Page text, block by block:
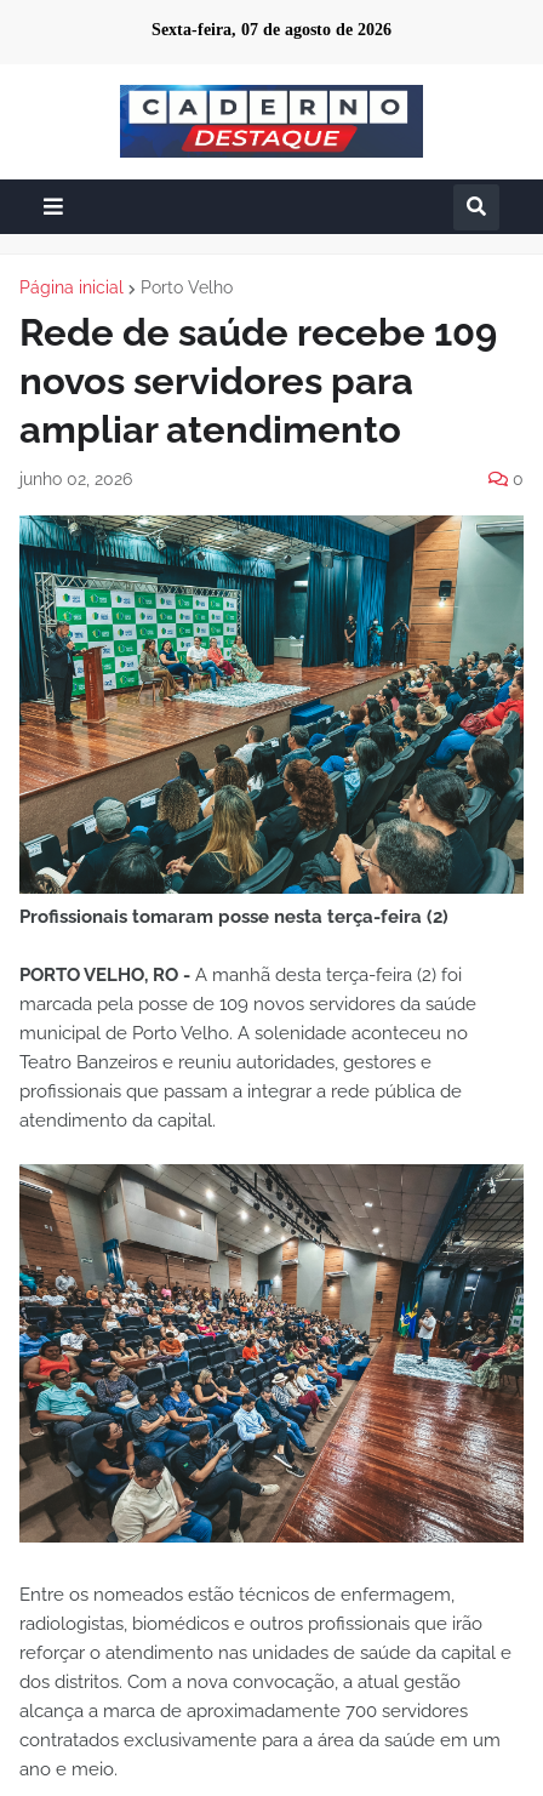
Sexta-feira, 07 de agosto de 2026
Página inicial Porto Velho
Rede de saúde recebe 109
novos servidores para
ampliar atendimento
junho 02, 2026 0
Profissionais tomaram posse nesta terça-feira (2)
PORTO VELHO, RO - A manhã desta terça-feira (2) foi
marcada pela posse de 109 novos servidores da saúde
municipal de Porto Velho. A solenidade aconteceu no
Teatro Banzeiros e reuniu autoridades, gestores e
profissionais que passam a integrar a rede pública de
atendimento da capital.
Entre os nomeados estão técnicos de enfermagem,
radiologistas, biomédicos e outros profissionais que irão
reforçar o atendimento nas unidades de saúde da capital e
dos distritos. Com a nova convocação, a atual gestão
alcança a marca de aproximadamente 700 servidores
contratados exclusivamente para a área da saúde em um
ano e meio.